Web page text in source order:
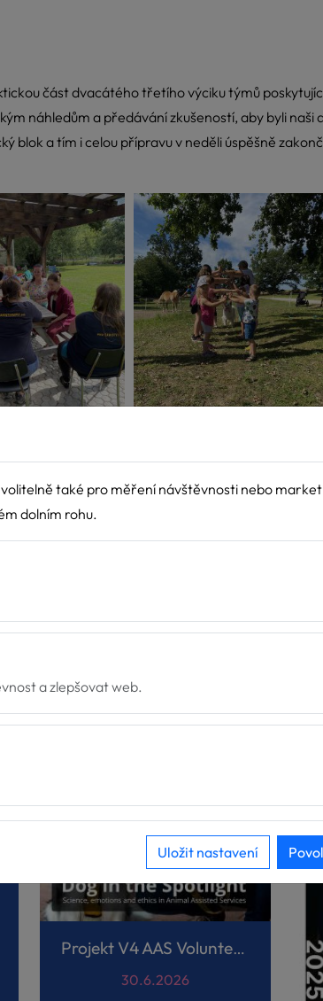
část dvacátého třetího výciku týmů
náhledům a předávání zkušeností, aby byli naši
a tím i celou přípravu v neděli úspěšně
Projekt V4 AAS Volunteers
30.6.2026
také pro měření návštěvnosti nebo
dolním rohu.
a zlepšovat web.
Uložit nastavení